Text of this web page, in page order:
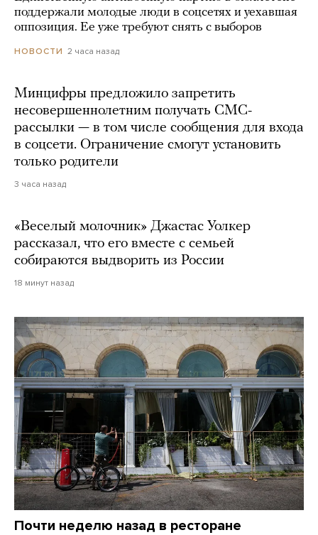
поддержали молодые люди в соцсетях и уехавшая
оппозиция. Ее уже требуют снять с выборов
НОВОСТИ 2 часа назад
Минцифры предложило запретить
несовершеннолетним получать СМС-
рассылки — в том числе сообщения для входа
в соцсети. Ограничение смогут установить
только родители
3 часа назад
«Веселый молочник» Джастас Уолкер
рассказал, что его вместе с семьей
собираются выдворить из России
18 минут назад
Почти неделю назад в ресторане